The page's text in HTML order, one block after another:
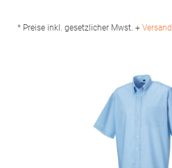
193677Hersteller: Seidensticker
39
* Preise inkl. gesetzlicher Mwst. +